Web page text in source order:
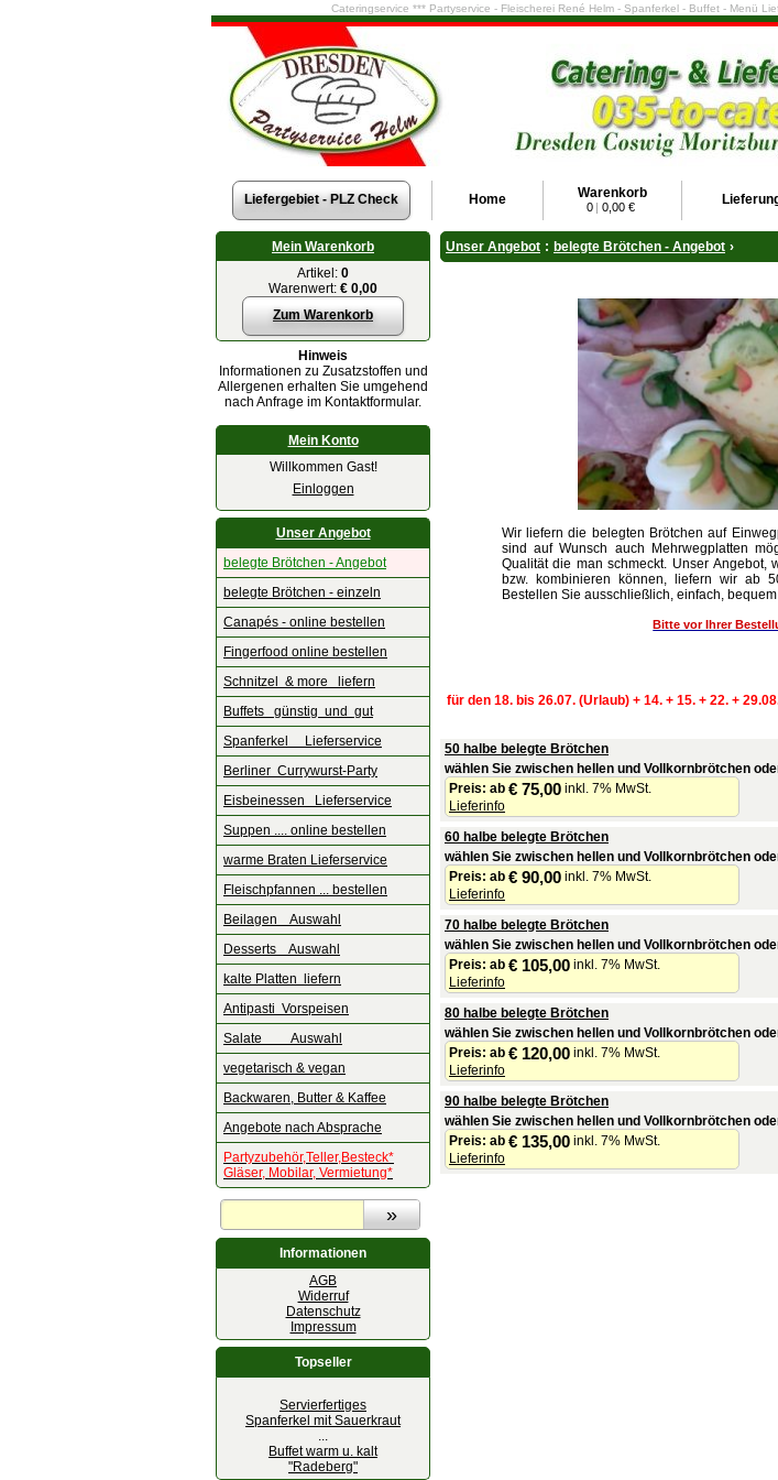
Cateringservice *** Partyservice - Fleischerei René Helm - Spanferkel - Buffet - Menü
Liefergebiet - PLZ Check Home Warenkorb
0 | 0,00 €
Mein Warenkorb
Artikel: 0
Warenwert: € 0,00
Zum Warenkorb
Hinweis
Informationen zu Zusatzstoffen und
Allergenen erhalten Sie umgehend
nach Anfrage im Kontaktformular.
Mein Konto
Willkommen Gast!
Einloggen
Unser Angebot
belegte Brötchen - Angebot
belegte Brötchen - einzeln
Canapés - online bestellen
Fingerfood online bestellen
Schnitzel & more liefern
Buffets günstig und gut
Spanferkel Lieferservice
Berliner Currywurst-Party
Eisbeinessen Lieferservice
Suppen .... online bestellen
warme Braten Lieferservice
Fleischpfannen ... bestellen
Beilagen Auswahl
Desserts Auswahl
kalte Platten liefern
Antipasti Vorspeisen
Salate Auswahl
vegetarisch & vegan
Backwaren, Butter & Kaffee
Angebote nach Absprache
Partyzubehör,Teller,Besteck*
Gläser, Mobilar, Vermietung*
Informationen
AGB
Widerruf
Datenschutz
Impressum
Topseller
Servierfertiges
Spanferkel mit Sauerkraut
...
Buffet warm u. kalt
"Radeberg"
Unser Angebot : belegte Brötchen - Angebot ›
Wir liefern die belegten Brötchen auf
sind auf Wunsch auch Mehrwegplatten
Qualität die man schmeckt. Unser Angebot,
bzw. kombinieren können, liefern wir ab
Bestellen Sie ausschließlich, einfach,
Bitte vor Ihrer
für den 18. bis 26.07. (Urlaub) + 14. + 15. + 22. +
50 halbe belegte Brötchen
wählen Sie zwischen hellen und Vollkornbrötchen
Preis: ab € 75,00 inkl. 7% MwSt.
Lieferinfo
60 halbe belegte Brötchen
wählen Sie zwischen hellen und Vollkornbrötchen
Preis: ab € 90,00 inkl. 7% MwSt.
Lieferinfo
70 halbe belegte Brötchen
wählen Sie zwischen hellen und Vollkornbrötchen
Preis: ab € 105,00 inkl. 7% MwSt.
Lieferinfo
80 halbe belegte Brötchen
wählen Sie zwischen hellen und Vollkornbrötchen
Preis: ab € 120,00 inkl. 7% MwSt.
Lieferinfo
90 halbe belegte Brötchen
wählen Sie zwischen hellen und Vollkornbrötchen
Preis: ab € 135,00 inkl. 7% MwSt.
Lieferinfo